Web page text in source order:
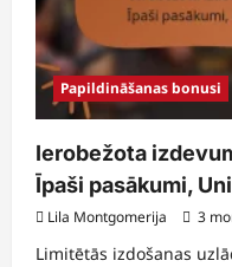
padomi
Papildināšanas bonusi
Ierobežota
Īpaši pasākumi,
Lila Montgomerija 3
Limitētās izdošanas